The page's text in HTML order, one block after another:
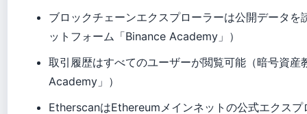
ブロックチェーンエクスプローラーは公開データ
ットフォーム「Binance Academy」）
取引履歴はすべてのユーザーが閲覧可能（暗号資
Academy」）
EtherscanはEthereumメインネットの公式エクス